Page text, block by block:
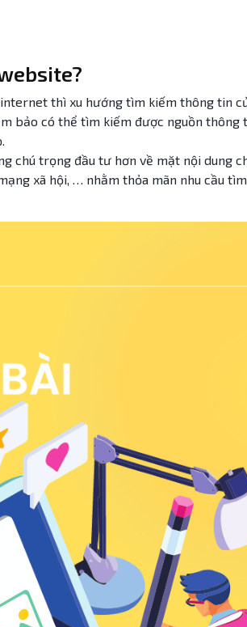
thì xu hướng tìm kiếm thông tin
bảo có thể tìm kiếm được nguồn thông
chú trọng đầu tư hơn về mặt nội dung
xã hội, … nhằm thỏa mãn nhu cầu